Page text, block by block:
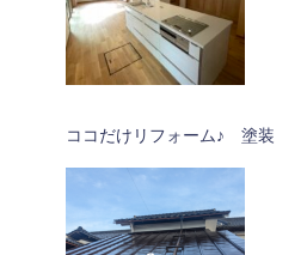
ココだけリフォーム♪ 塗装